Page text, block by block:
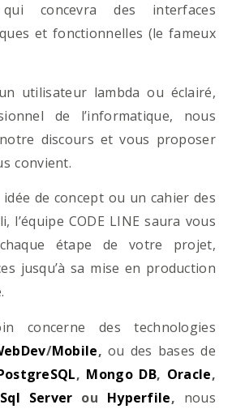
concevra des interfaces
et fonctionnelles (le fameux
utilisateur lambda ou éclairé,
de l’informatique, nous
discours et vous proposer
convient.
de concept ou un cahier des
l’équipe CODE LINE saura vous
étape de votre projet,
jusqu’à sa mise en production
concerne des technologies
/Mobile, ou des bases de
, Mongo DB, Oracle,
Sql Server ou Hyperfile, nous